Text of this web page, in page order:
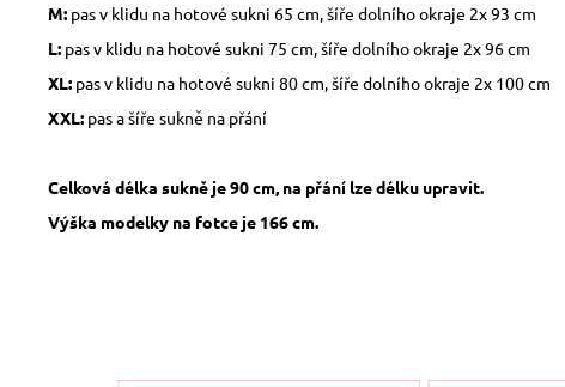
M: pas v klidu na hotové sukni 65 cm, šíře dolního okraje 2x 93 cm
L: pas v klidu na hotové sukni 75 cm, šíře dolního okraje 2x 96 cm
XL: pas v klidu na hotové sukni 80 cm, šíře dolního okraje 2x 100 cm
XXL: pas a šíře sukně na přání
Celková délka sukně je 90 cm, na přání lze délku upravit.
Výška modelky na fotce je 166 cm.